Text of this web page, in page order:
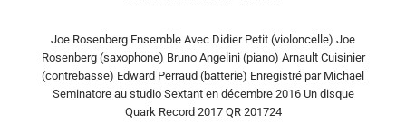
Joe Rosenberg Ensemble Avec Didier Petit (violoncelle) Joe
Rosenberg (saxophone) Bruno Angelini (piano) Arnault Cuisinier
(contrebasse) Edward Perraud (batterie) Enregistré par Michael
Seminatore au studio Sextant en décembre 2016 Un disque
Quark Record 2017 QR 201724